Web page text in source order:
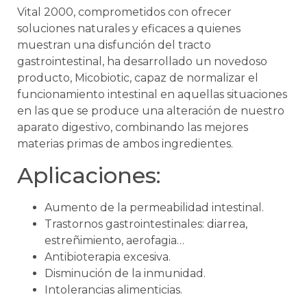
Vital 2000, comprometidos con ofrecer
soluciones naturales y eficaces a quienes
muestran una disfunción del tracto
gastrointestinal, ha desarrollado un novedoso
producto, Micobiotic, capaz de normalizar el
funcionamiento intestinal en aquellas situaciones
en las que se produce una alteración de nuestro
aparato digestivo, combinando las mejores
materias primas de ambos ingredientes.
Aplicaciones:
Aumento de la permeabilidad intestinal.
Trastornos gastrointestinales: diarrea,
estreñimiento, aerofagia…
Antibioterapia excesiva.
Disminución de la inmunidad.
Intolerancias alimenticias.